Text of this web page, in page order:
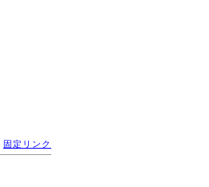
固定リンク